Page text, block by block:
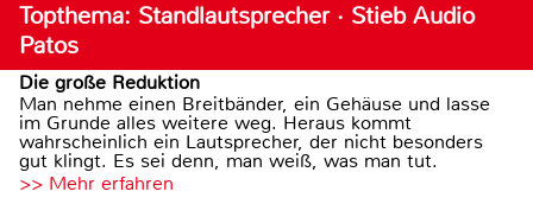
Topthema: Standlautsprecher · Stieb Audio
Patos
Die große Reduktion
Man nehme einen Breitbänder, ein Gehäuse und lasse
im Grunde alles weitere weg. Heraus kommt
wahrscheinlich ein Lautsprecher, der nicht besonders
gut klingt. Es sei denn, man weiß, was man tut.
>> Mehr erfahren